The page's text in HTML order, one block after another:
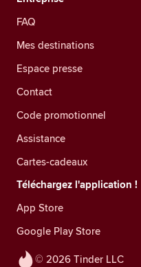
© 2026 Tinder LLC
FAQ
Mes destinations
Espace presse
Contact
Code promotionnel
Assistance
Cartes-cadeaux
Téléchargez l'application !
App Store
Google Play Store